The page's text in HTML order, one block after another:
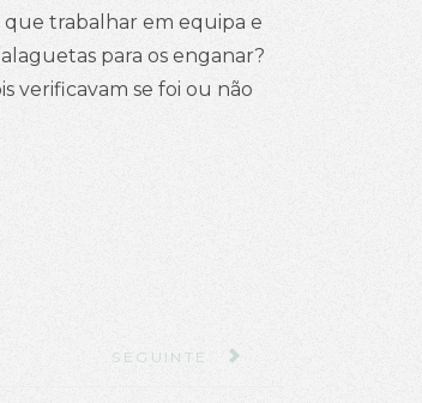
trabalhar em equipa e
para os enganar?
verificavam se foi ou não
ARTIGO SEGUINTE: COMO SÃO
SEGUINTE